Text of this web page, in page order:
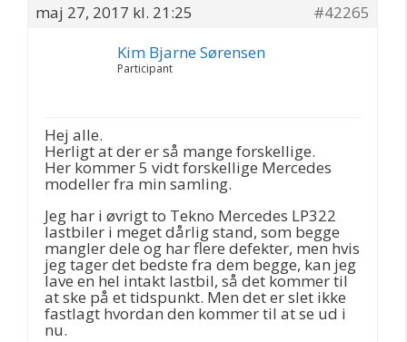
maj 27, 2017 kl. 21:25
#42265
Kim Bjarne Sørensen
Participant
Hej alle.
Herligt at der er så mange forskellige.
Her kommer 5 vidt forskellige Mercedes
modeller fra min samling.
Jeg har i øvrigt to Tekno Mercedes LP322
lastbiler i meget dårlig stand, som begge
mangler dele og har flere defekter, men hvis
jeg tager det bedste fra dem begge, kan jeg
lave en hel intakt lastbil, så det kommer til
at ske på et tidspunkt. Men det er slet ikke
fastlagt hvordan den kommer til at se ud i
nu.